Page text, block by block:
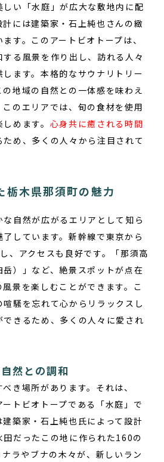
沢563-4旧美野沢小学校
5333（9:30～20:00）
予約 サウナ予約
い「水庭」が広大な敷地内に配
には建築家・石上純也さんの緻
す。このアートビオトープは、
る風景を作り出し、訪れる人々
ます。 本格的なサウナリトリー
地域の自然との一体感を味わえ
のエリアでは、旬の食材を使用
めます。 心身共に癒される時間
め、多くの人々から注目されて
栃木県那須町の魅力
自然が広がるエリアとして知ら
しています。新幹線で東京から
、アクセスも良好です。「那須高
）」など、絶景スポットが点在
景を楽しむことができます。こ
騒を忘れて心からリラックスし
きるため、多くの人々に愛され
然との調和
き場所があります。 それは、
ートビオトープである「水庭」で
築家・石上純也氏によって設計
田だったこの地に作られた160の
ラやブナの木々が、新しいラン